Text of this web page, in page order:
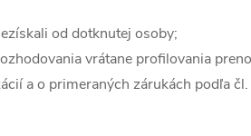
od dotknutej osoby;
vrátane profilovania
a o primeraných zárukách podľa